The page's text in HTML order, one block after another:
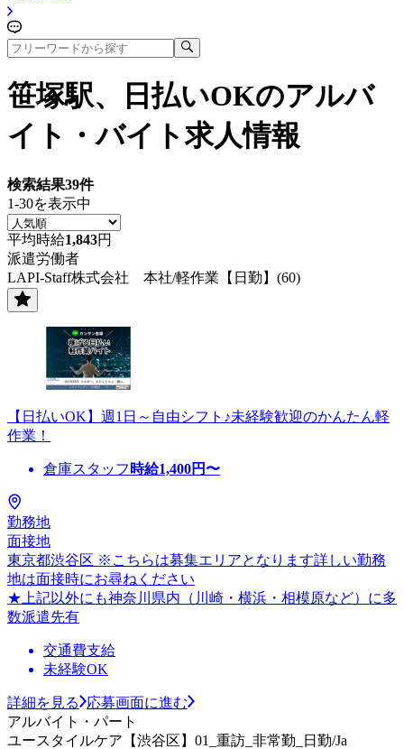
笹塚駅、日払いOKのアルバ
イト・バイト求人情報
検索結果39件
1-30を表示中
平均時給1,843円
派遣労働者
LAPI-Staff株式会社 本社/軽作業【日勤】(60)
【日払いOK】週1日～自由シフト♪未経験歓迎のかんたん軽
作業！
倉庫スタッフ 時給1,400円〜
勤務地
面接地
東京都渋谷区 ※こちらは募集エリアとなります詳しい勤務
地は面接時にお尋ねください
★上記以外にも神奈川県内（川崎・横浜・相模原など）に多
数派遣先有
交通費支給
未経験OK
詳細を見る
応募画面に進む
アルバイト・パート
ユースタイルケア【渋谷区】01_重訪_非常勤_日勤/Ja